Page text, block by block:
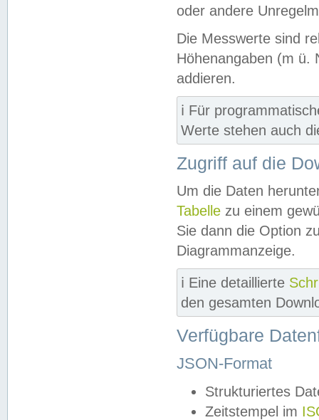
oder andere
Die Messwerte sind
Höhenangaben (m ü.
addieren.
ℹ️ Für
Werte stehen auch
Zugriff auf die
Um die Daten
Tabelle zu einem
Sie dann die Option
Diagrammanzeige.
ℹ️ Eine detaillierte
den gesamten
Verfügbare
JSON-Format
Strukturiertes
Zeitstempel im